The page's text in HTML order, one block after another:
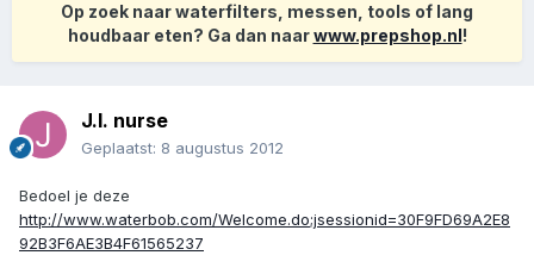
Op zoek naar waterfilters, messen, tools of lang
houdbaar eten? Ga dan naarwww.prepshop.nl!
J.I. nurse
Geplaatst: 8 augustus 2012
Bedoel je deze
http://www.waterbob.com/Welcome.do;jsessionid=30F9FD69A2E8
92B3F6AE3B4F61565237